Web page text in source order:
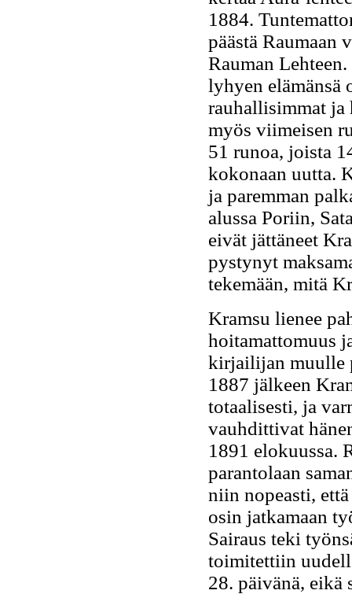
1884.
päästä Raumaan
Rauman
lyhyen elämänsä
rauhallisimmat
myös viimeisen
51 runoa, joista
kokonaan uutta.
ja paremman
alussa Poriin,
eivät jättäneet
pystynyt
tekemään, mitä
Kramsu lienee
hoitamattomuus
kirjailijan muulle
1887 jälkeen
totaalisesti, ja
vauhdittivat
1891 elokuussa.
parantolaan
niin nopeasti,
osin jatkamaan
Sairaus teki
toimitettiin
28. päivänä, eikä